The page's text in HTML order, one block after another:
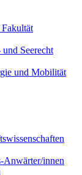
Seerecht
und Mobilität
Anwärter/innen